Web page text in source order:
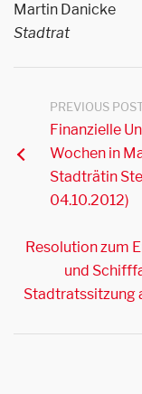
Martin Danicke
Stadtrat
PREVIOUS
Finanzielle
Wochen in
Stadträtin
04.10.2012)
Resolution zum
und
Stadtratssitzung